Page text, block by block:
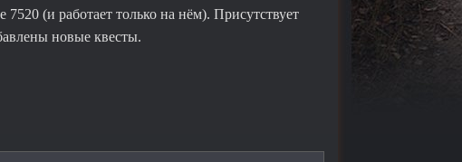
(и работает только на нём). Присутствует
новые квесты.